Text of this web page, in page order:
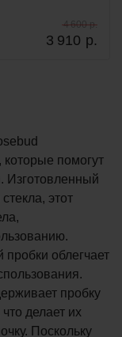
3 910 р.
4 600 р.
помогут
Изготовленный
этот
облегчает
пробку
делает их
Поскольку